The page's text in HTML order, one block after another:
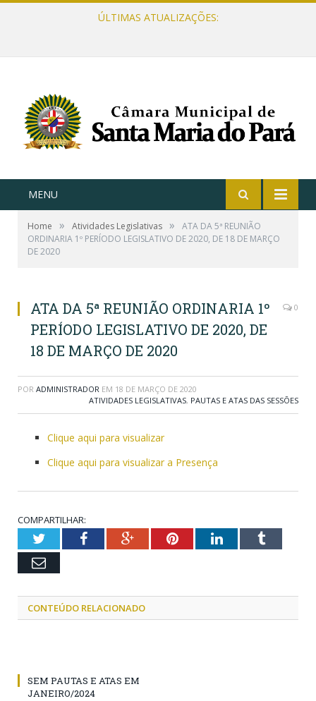
ÚLTIMAS ATUALIZAÇÕES:
MENU
Home » Atividades Legislativas »
ATA DA 5ª REUNIÃO
ORDINARIA 1º PERÍODO LEGISLATIVO DE 2020, DE 18 DE MARÇO
DE 2020
ATA DA 5ª REUNIÃO ORDINARIA 1º
PERÍODO LEGISLATIVO DE 2020, DE
18 DE MARÇO DE 2020
0
POR ADMINISTRADOR EM 18 DE MARÇO DE 2020
ATIVIDADES LEGISLATIVAS, PAUTAS E ATAS DAS SESSÕES
Clique aqui para visualizar
Clique aqui para visualizar a Presença
COMPARTILHAR:
TwitterFacebookGoogle+PinterestLinkedInTumblr
Email
CONTEÚDO RELACIONADO
SEM PAUTAS E ATAS EM
JANEIRO/2024